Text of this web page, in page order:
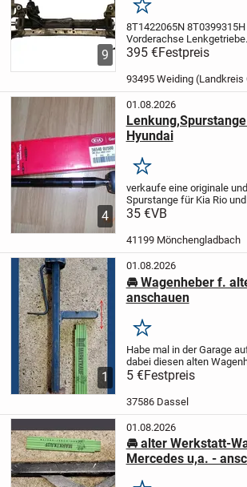
9
Merken
8T1422065N 8T0399315H
Vorderachse Lenkgetriebe
VornHerstellernummer:
8T0399315H
8T1422065N 8T0399315H
Produktart: Achse
Unten Einbaup...
395 €Festpreis
93495 Weiding (Landkreis
4
01.08.2026
Hyundai
Merken
verkaufe eine originale
Spurstange für Kia Rio
Accent ab Bj 2011-
originale Teilenummer auf
Foto,Schnäppch...
35 €VB
41199 Mönchengladbach
1
01.08.2026
🚘 Wagenheber f.
anschauen
Merken
Habe mal in der Garage
dabei diesen alten
gefunden. Könnte für die
von den alten Mercedes
W124 oder 190er passen.
Größenvergleich siehe
5 €Festpreis
37586 Dassel
01.08.2026
🚘 alter Werkstatt-
Mercedes u,a. -